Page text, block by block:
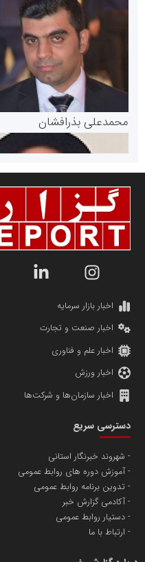
پایگاه خبری گفتمان یزد
دانشگاه سئوی ایران
پایگاه اطلاع رسانی اعتلای
سازمان بورس و اوراق بهادار
مرجع اخبار موثق در بازارسرمایه
سازمان صنعت،معدن و
تامین آهن اسفنجی تولیدکنندگان
محمدعلی بذرافشان
مریم حاج نوروز نظری
مسعودصادقی
اخبار بازار سرمایه
اخبار صنعت و تجارت
اخبار علم و فناوری
اخبار ورزش
اخبار سازمان‌ها و شرکت‌ها
دسترسی سریع
شهروند خبرنگار استانی
آموزش دوره های روابط عمومی
تدوین برنامه روابط عمومی
آکادمی گزارش خبر
دستیار روابط عمومی
ارتباط با ما